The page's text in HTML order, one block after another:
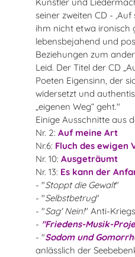
seiner zweiten CD -
ihm nicht etwa ironisch
lebensbejahend und
Beziehungen zum
Leid. Der Titel der CD
Poeten Eigensinn, der
widersetzt und
„eigenen Weg“ geht."
Einige Ausschnitte aus
Nr. 2: Auf meine Art
Nr.6: Fluch des ewigen
Nr. 10: Ausgeträumt
Nr. 13: Es kann der
- "Stoppt die Gewalt"
- "Selbstbetrug"
- "Sag' Nein!" Anti-
- "Friedens-Musik-
- "Sodom und
anlässlich der